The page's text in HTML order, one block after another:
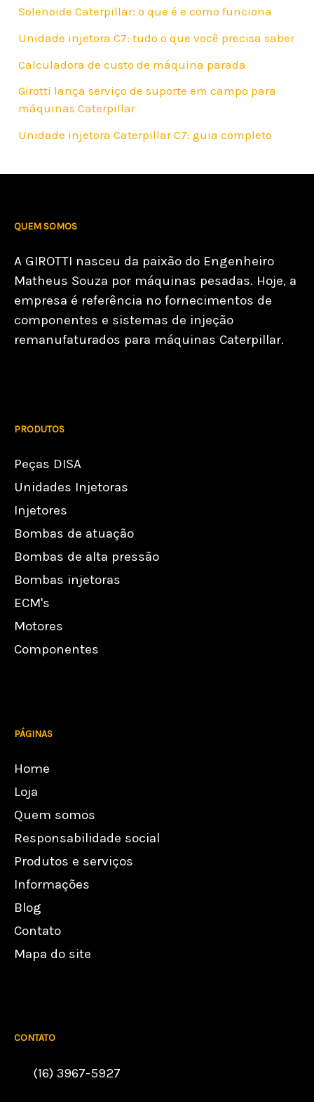
Solenoide Caterpillar: o que é e como funciona
Unidade injetora C7: tudo o que você precisa saber
Calculadora de custo de máquina parada
Girotti lança serviço de suporte em campo para
máquinas Caterpillar
Unidade injetora Caterpillar C7: guia completo
QUEM SOMOS
A GIROTTI nasceu da paixão do Engenheiro
Matheus Souza por máquinas pesadas. Hoje, a
empresa é referência no fornecimentos de
componentes e sistemas de injeção
remanufaturados para máquinas Caterpillar.
PRODUTOS
Peças DISA
Unidades Injetoras
Injetores
Bombas de atuação
Bombas de alta pressão
Bombas injetoras
ECM's
Motores
Componentes
PÁGINAS
Home
Loja
Quem somos
Responsabilidade social
Produtos e serviços
Informações
Blog
Contato
Mapa do site
CONTATO
(16) 3967-5927